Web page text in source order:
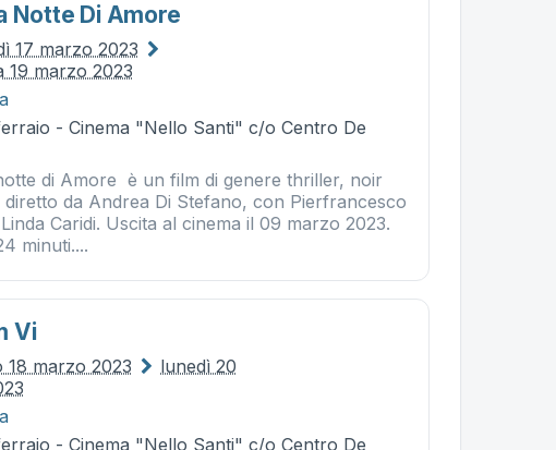
Notte Di Amore
17 marzo 2023
19 marzo 2023
- Cinema "Nello Santi" c/o Centro De
di Amore è un film di genere thriller, noir
diretto da Andrea Di Stefano, con Pierfrancesco
Caridi. Uscita al cinema il 09 marzo 2023.
minuti....
Vi
18 marzo 2023
lunedì 20
- Cinema "Nello Santi" c/o Centro De